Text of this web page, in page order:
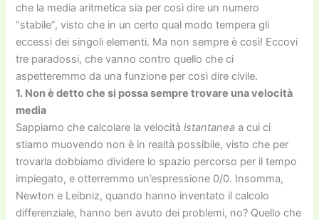
che la media aritmetica sia per così dire un numero
“stabile”, visto che in un certo qual modo tempera gli
eccessi dei singoli elementi. Ma non sempre è così! Eccovi
tre paradossi, che vanno contro quello che ci
aspetteremmo da una funzione per così dire civile.
1. Non è detto che si possa sempre trovare una velocità
media
Sappiamo che calcolare la velocitàistantanea a cui ci
stiamo muovendo non è in realtà possibile, visto che per
trovarla dobbiamo dividere lo spazio percorso per il tempo
impiegato, e otterremmo un’espressione 0/0. Insomma,
Newton e Leibniz, quando hanno inventato il calcolo
differenziale, hanno ben avuto dei problemi, no? Quello che